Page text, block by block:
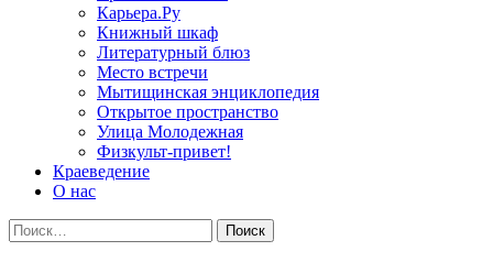
Карьера.Ру
Книжный шкаф
Литературный блюз
Место встречи
Мытищинская энциклопедия
Открытое пространство
Улица Молодежная
Физкульт-привет!
Краеведение
О нас
Найти: